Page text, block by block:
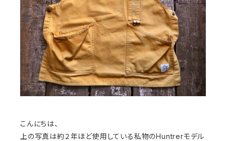
こんにちは、
上の写真は約２年ほど使用している私物のHuntrerモデル